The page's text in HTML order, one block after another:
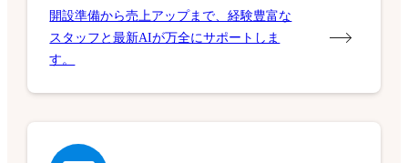
開設準備から売上アップまで、経験豊富な
スタッフと最新AIが万全にサポートしま
す。